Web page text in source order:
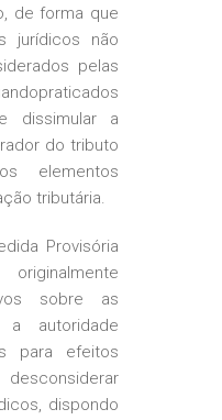
de forma que
jurídicos não
pelas
dissimular a
do tributo
elementos
tributária.
Provisória
sobre as
autoridade
para efeitos
dispondo